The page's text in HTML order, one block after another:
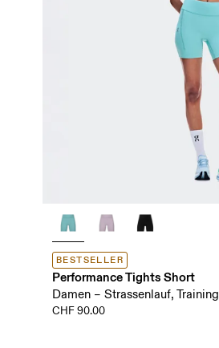
BESTSELLER
Performance Tights Short
Damen – Strassenlauf, Training
CHF 90.00